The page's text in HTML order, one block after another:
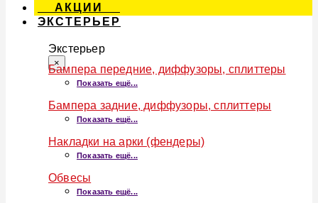
АКЦИИ
ЭКСТЕРЬЕР
Экстерьер
×
Бампера передние, диффузоры, сплиттеры
Показать ещё...
Бампера задние, диффузоры, сплиттеры
Показать ещё...
Накладки на арки (фендеры)
Показать ещё...
Обвесы
Показать ещё...